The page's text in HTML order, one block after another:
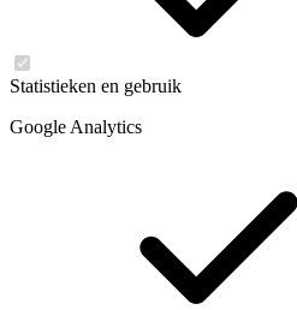
Statistieken en gebruik
Google Analytics